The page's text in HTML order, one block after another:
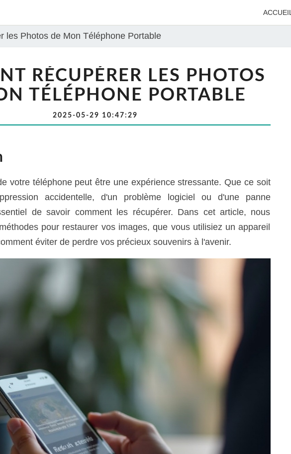
ACCUEIL
les Photos de Mon Téléphone Portable
RÉCUPÉRER LES PHOTOS
TÉLÉPHONE PORTABLE
2025-05-29 10:47:29
votre téléphone peut être une expérience stressante. Que ce soit
accidentelle, d'un problème logiciel ou d'une panne
de savoir comment les récupérer. Dans cet article, nous
pour restaurer vos images, que vous utilisiez un appareil
éviter de perdre vos précieux souvenirs à l'avenir.